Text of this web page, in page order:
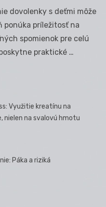
dovolenky s deťmi môže
ponúka príležitosť na
spomienok pre celú
praktické …
Využitie kreatínu na
nielen na svalovú hmotu
Páka a riziká